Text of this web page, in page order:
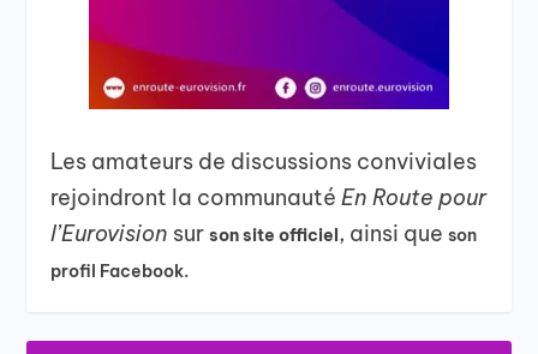
Les amateurs de discussions conviviales
rejoindront la communautéEn Route pour
l’Eurovision surson site officiel, ainsi queson
profil Facebook.